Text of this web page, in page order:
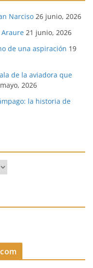
Narciso 26 junio, 2026
Araure 21 junio, 2026
de una aspiración 19
de la aviadora que
2026
la historia de